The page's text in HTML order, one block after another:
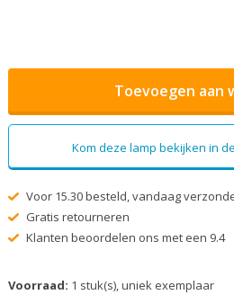
Toevoegen aan
Kom deze lamp bekijken in
Voor 15.30 besteld, vandaag
Gratis retourneren
Klanten beoordelen ons met een 9.4
Voorraad: 1 stuk(s), uniek exemplaar